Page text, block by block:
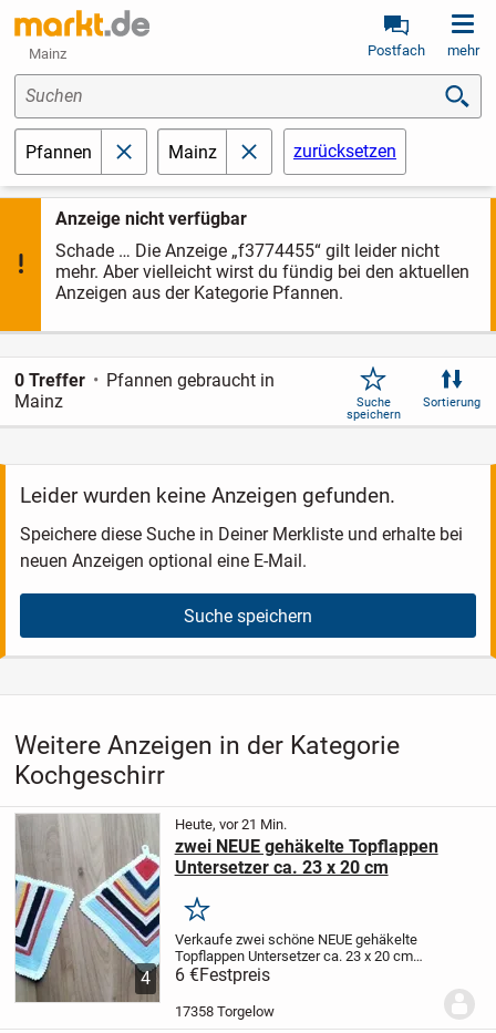
Mainz Postfach mehr
Anzeige nicht verfügbar
Schade … Die Anzeige „f3774455“ gilt leider nicht
mehr. Aber vielleicht wirst du fündig bei den aktuellen
Anzeigen aus der Kategorie Pfannen.
Suchen
Pfannen schließen
Mainz schließenzurücksetzen
0 Treffer
Pfannen gebraucht in
Mainz
Suche
speichern
Sortierung
Leider wurden keine Anzeigen gefunden.
Speichere diese Suche in Deiner Merkliste und erhalte bei
neuen Anzeigen optional eine E-Mail.
Suche speichern
Weitere Anzeigen in der Kategorie
Kochgeschirr
4
Heute, vor 21 Min.
zwei NEUE gehäkelte Topflappen
Untersetzer ca. 23 x 20 cm
Merken
Verkaufe zwei schöne NEUE gehäkelte
Topflappen Untersetzer ca. 23 x 20 cm
groß, siehe Bild.
unversichert Aufpreis möglich.
Privatverkauf daher keine Rücknahme
und keine...
6 €Festpreis
17358 Torgelow